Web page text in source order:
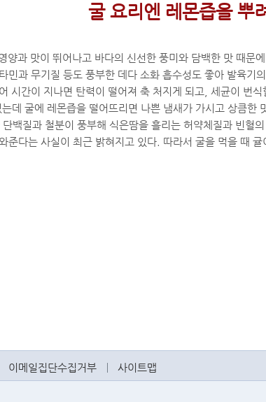
굴 요리엔 레몬즙을 뿌
양과 맛이 뛰어나고 바다의 신선한 풍미와 담백한 맛 때문
민과 무기질 등도 풍부한 데다 소화 흡수성도 좋아 발육기
시간이 지나면 탄력이 떨어져 축 처지게 되고, 세균이 번
데 굴에 레몬즙을 떨어뜨리면 나쁜 냄새가 가시고 상큼
백질과 철분이 풍부해 식은땀을 흘리는 허약체질과 빈혈
준다는 사실이 최근 밝혀지고 있다. 따라서 굴을 먹을 때
이메일집단수집거부 사이트맵